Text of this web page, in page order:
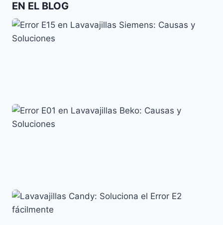
EN EL BLOG
Error E15 en Lavavajillas Siemens: Causas y
Soluciones
Error E01 en Lavavajillas Beko: Causas y Soluciones
Códigos de error y su significado